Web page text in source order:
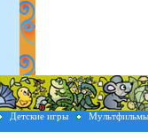
Детские игры Мультфильмы